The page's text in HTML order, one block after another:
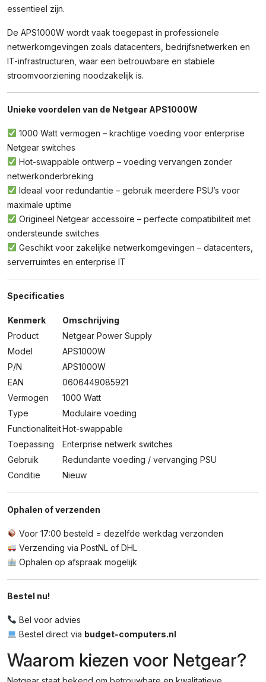
essentieel zijn.
De APS1000W wordt vaak toegepast in professionele
netwerkomgevingen zoals datacenters, bedrijfsnetwerken en
IT-infrastructuren, waar een betrouwbare en stabiele
stroomvoorziening noodzakelijk is.
Unieke voordelen van de Netgear APS1000W
1000 Watt vermogen – krachtige voeding voor enterprise
Netgear switches
Hot-swappable ontwerp – voeding vervangen zonder
netwerkonderbreking
Ideaal voor redundantie – gebruik meerdere PSU’s voor
maximale uptime
Origineel Netgear accessoire – perfecte compatibiliteit met
ondersteunde switches
Geschikt voor zakelijke netwerkomgevingen – datacenters,
serverruimtes en enterprise IT
Specificaties
Kenmerk
Omschrijving
Product
Netgear Power Supply
Model
APS1000W
P/N
APS1000W
EAN
0606449085921
Vermogen
1000 Watt
Type
Modulaire voeding
FunctionaliteitHot-swappable
Toepassing
Enterprise netwerk switches
Gebruik
Redundante voeding / vervanging PSU
Conditie
Nieuw
Ophalen of verzenden
Voor 17:00 besteld = dezelfde werkdag verzonden
Verzending via PostNL of DHL
Ophalen op afspraak mogelijk
Bestel nu!
Bel voor advies
Bestel direct via budget-computers.nl
Waarom kiezen voor Netgear?